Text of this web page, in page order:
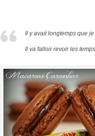
Il y avait longtemps que
Il va falloir revoir les